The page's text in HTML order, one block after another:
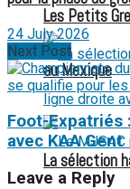
Les Petits
au Mexique
La sélection
24 July 2026
Next Post
Foot-Expatriés
avec KAA Gent
Leave a Reply